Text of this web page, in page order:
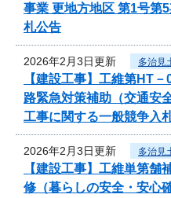
事業 更地方地区 第1号第
札公告
2026年2月3日更新 多治見
【建設工事】工維第HT
路緊急対策補助（交通
工事に関する一般競争入
2026年2月3日更新 多治見
【建設工事】工維単第
修（暮らしの安全・安心